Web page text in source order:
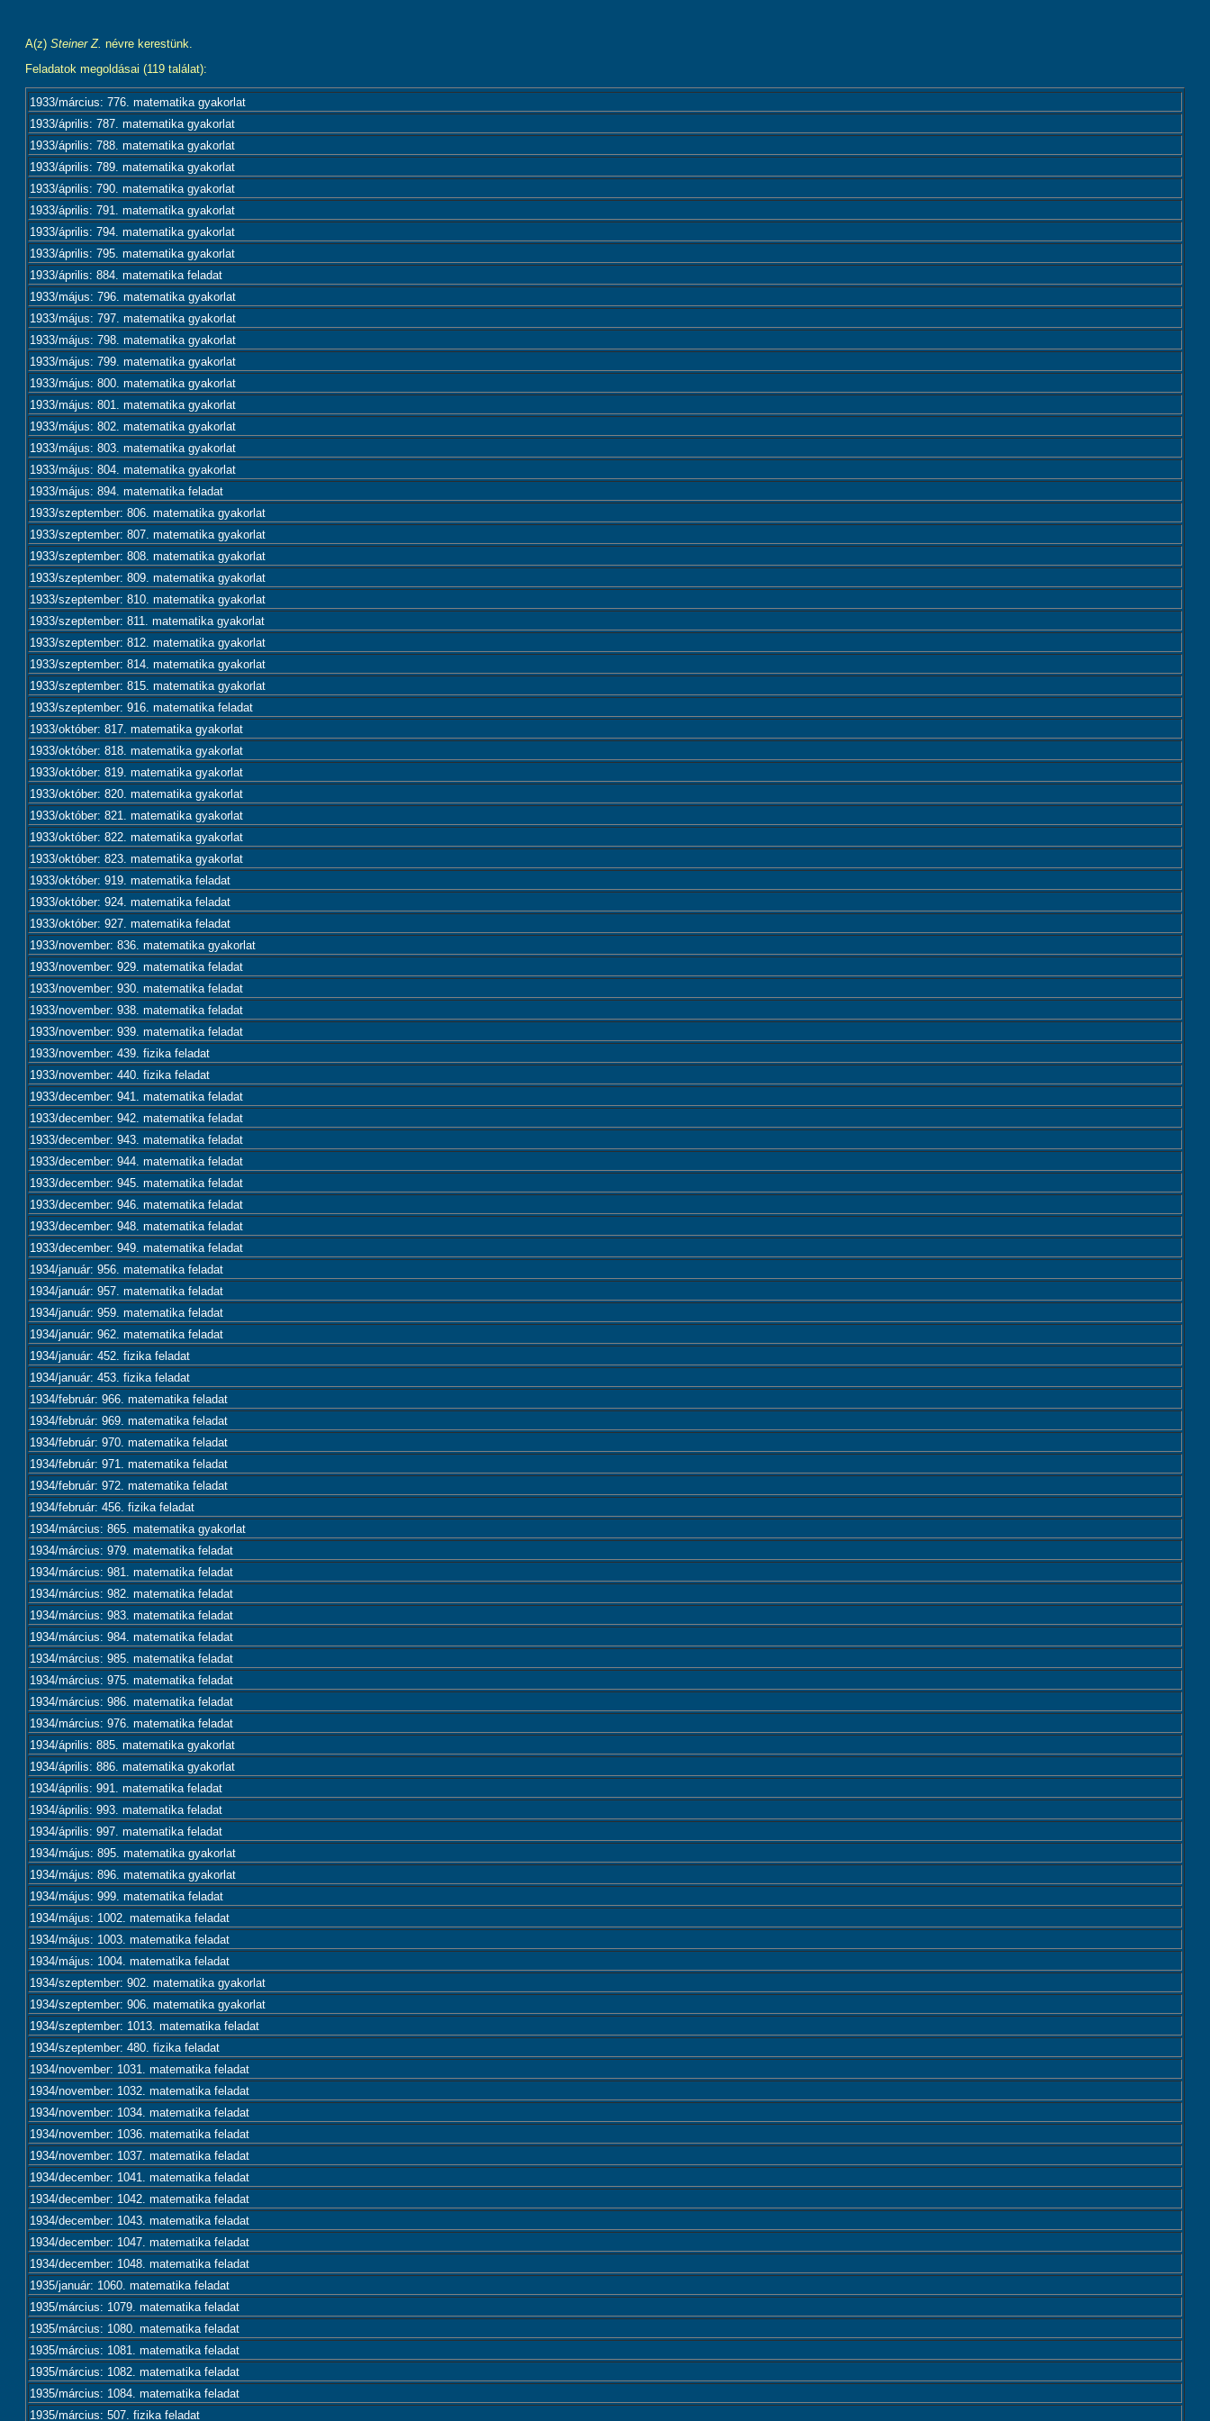
A(z) Steiner Z. névre kerestünk.
Feladatok megoldásai (119 találat):
1933/március: 776. matematika gyakorlat
1933/április: 787. matematika gyakorlat
1933/április: 788. matematika gyakorlat
1933/április: 789. matematika gyakorlat
1933/április: 790. matematika gyakorlat
1933/április: 791. matematika gyakorlat
1933/április: 794. matematika gyakorlat
1933/április: 795. matematika gyakorlat
1933/április: 884. matematika feladat
1933/május: 796. matematika gyakorlat
1933/május: 797. matematika gyakorlat
1933/május: 798. matematika gyakorlat
1933/május: 799. matematika gyakorlat
1933/május: 800. matematika gyakorlat
1933/május: 801. matematika gyakorlat
1933/május: 802. matematika gyakorlat
1933/május: 803. matematika gyakorlat
1933/május: 804. matematika gyakorlat
1933/május: 894. matematika feladat
1933/szeptember: 806. matematika gyakorlat
1933/szeptember: 807. matematika gyakorlat
1933/szeptember: 808. matematika gyakorlat
1933/szeptember: 809. matematika gyakorlat
1933/szeptember: 810. matematika gyakorlat
1933/szeptember: 811. matematika gyakorlat
1933/szeptember: 812. matematika gyakorlat
1933/szeptember: 814. matematika gyakorlat
1933/szeptember: 815. matematika gyakorlat
1933/szeptember: 916. matematika feladat
1933/október: 817. matematika gyakorlat
1933/október: 818. matematika gyakorlat
1933/október: 819. matematika gyakorlat
1933/október: 820. matematika gyakorlat
1933/október: 821. matematika gyakorlat
1933/október: 822. matematika gyakorlat
1933/október: 823. matematika gyakorlat
1933/október: 919. matematika feladat
1933/október: 924. matematika feladat
1933/október: 927. matematika feladat
1933/november: 836. matematika gyakorlat
1933/november: 929. matematika feladat
1933/november: 930. matematika feladat
1933/november: 938. matematika feladat
1933/november: 939. matematika feladat
1933/november: 439. fizika feladat
1933/november: 440. fizika feladat
1933/december: 941. matematika feladat
1933/december: 942. matematika feladat
1933/december: 943. matematika feladat
1933/december: 944. matematika feladat
1933/december: 945. matematika feladat
1933/december: 946. matematika feladat
1933/december: 948. matematika feladat
1933/december: 949. matematika feladat
1934/január: 956. matematika feladat
1934/január: 957. matematika feladat
1934/január: 959. matematika feladat
1934/január: 962. matematika feladat
1934/január: 452. fizika feladat
1934/január: 453. fizika feladat
1934/február: 966. matematika feladat
1934/február: 969. matematika feladat
1934/február: 970. matematika feladat
1934/február: 971. matematika feladat
1934/február: 972. matematika feladat
1934/február: 456. fizika feladat
1934/március: 865. matematika gyakorlat
1934/március: 979. matematika feladat
1934/március: 981. matematika feladat
1934/március: 982. matematika feladat
1934/március: 983. matematika feladat
1934/március: 984. matematika feladat
1934/március: 985. matematika feladat
1934/március: 975. matematika feladat
1934/március: 986. matematika feladat
1934/március: 976. matematika feladat
1934/április: 885. matematika gyakorlat
1934/április: 886. matematika gyakorlat
1934/április: 991. matematika feladat
1934/április: 993. matematika feladat
1934/április: 997. matematika feladat
1934/május: 895. matematika gyakorlat
1934/május: 896. matematika gyakorlat
1934/május: 999. matematika feladat
1934/május: 1002. matematika feladat
1934/május: 1003. matematika feladat
1934/május: 1004. matematika feladat
1934/szeptember: 902. matematika gyakorlat
1934/szeptember: 906. matematika gyakorlat
1934/szeptember: 1013. matematika feladat
1934/szeptember: 480. fizika feladat
1934/november: 1031. matematika feladat
1934/november: 1032. matematika feladat
1934/november: 1034. matematika feladat
1934/november: 1036. matematika feladat
1934/november: 1037. matematika feladat
1934/december: 1041. matematika feladat
1934/december: 1042. matematika feladat
1934/december: 1043. matematika feladat
1934/december: 1047. matematika feladat
1934/december: 1048. matematika feladat
1935/január: 1060. matematika feladat
1935/március: 1079. matematika feladat
1935/március: 1080. matematika feladat
1935/március: 1081. matematika feladat
1935/március: 1082. matematika feladat
1935/március: 1084. matematika feladat
1935/március: 507. fizika feladat